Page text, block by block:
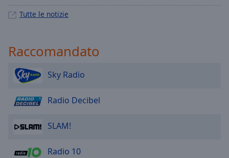
Tutte le notizie
Raccomandato
Sky Radio
Radio Decibel
SLAM!
Radio 10